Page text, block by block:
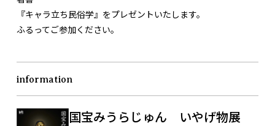
『キャラ立ち民俗学』をプレゼントいたします。
ふるってご参加ください。
information
国宝みうらじゅん いやげ物展